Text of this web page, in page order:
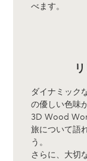
べます。
ダイナミック
の優しい色味
3D Wood
旅について語
う。
さらに、大切